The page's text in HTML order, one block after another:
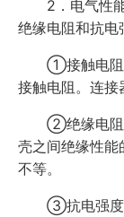
2．电气性
绝缘电阻和抗电
①接触电阻:
接触电阻。连接
②绝缘电阻:
壳之间绝缘性能
不等。
③抗电强度: